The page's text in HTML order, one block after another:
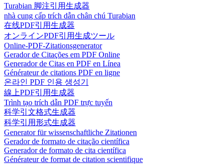
Turabian 脚注引用生成器
nhà cung cấp trích dẫn chân chú Turabian
在线PDF引用生成器
オンラインPDF引用生成ツール
Online-PDF-Zitationsgenerator
Gerador de Citações em PDF Online
Generador de Citas en PDF en Línea
Générateur de citations PDF en ligne
온라인 PDF 인용 생성기
線上PDF引用生成器
Trình tạo trích dẫn PDF trực tuyến
科学引文格式生成器
科学引用形式生成器
Generator für wissenschaftliche Zitationen
Gerador de formato de citação científica
Generador de formato de cita científica
Générateur de format de citation scientifique